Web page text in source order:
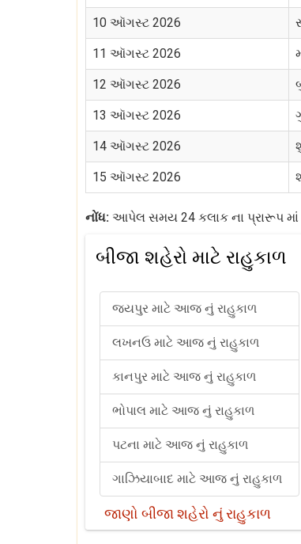
10 ઑગસ્ટ 2026
11 ઑગસ્ટ 2026
12 ઑગસ્ટ 2026
13 ઑગસ્ટ 2026
14 ઑગસ્ટ 2026
15 ઑગસ્ટ 2026
નોંધ: આપેલ સમય 24 કલાક ના પ્રારૂપ
બીજા શહેરો માટે રાહુકાળ
જયપુર માટે આજ નું રાહુકાળ
લખનઉ માટે આજ નું રાહુકાળ
કાનપુર માટે આજ નું રાહુકાળ
ભોપાલ માટે આજ નું રાહુકાળ
પટના માટે આજ નું રાહુકાળ
ગાઝિયાબાદ માટે આજ નું રાહુકાળ
જાણો બીજા શહેરો નું રાહુકાળ